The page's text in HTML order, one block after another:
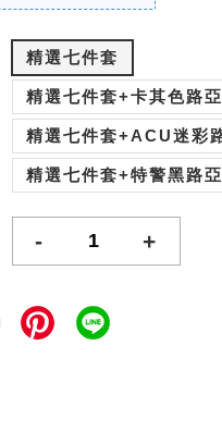
精選七件套
精選七件套+卡其色路
精選七件套+ACU迷彩
精選七件套+特警黑路
- +